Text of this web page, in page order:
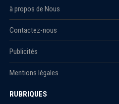
à propos de Nous
Contactez-nous
Publicités
Mentions légales
RUBRIQUES